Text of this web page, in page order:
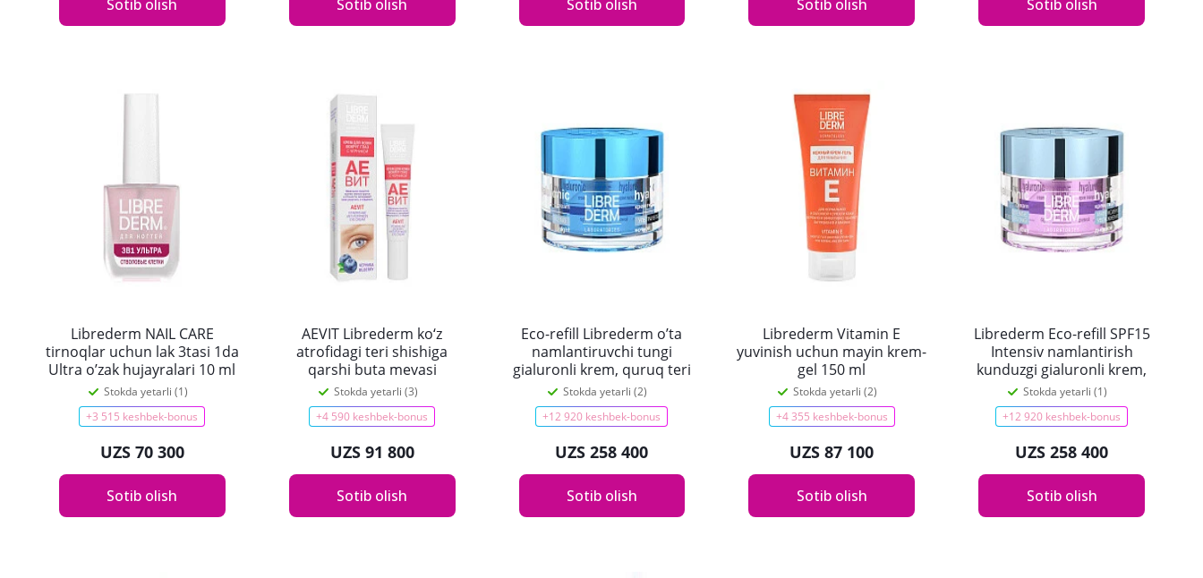
Sotib olish Sotib olish Sotib olish Sotib olish Sotib olish
Librederm NAIL CARE
tirnoqlar uchun lak 3tasi 1da
Ultra o’zak hujayralari 10 ml
Stokda yetarli (1)
+3 515 keshbek-bonus
UZS 70 300
Sotib olish
AEVIT Librederm ko‘z
atrofidagi teri shishiga
qarshi buta mevasi
qo’shilgan krem 20 ml
Stokda yetarli (3)
+4 590 keshbek-bonus
UZS 91 800
Sotib olish
Eco-refill Librederm o’ta
namlantiruvchi tungi
gialuronli krem, quruq teri
uchun, 50 ml
Stokda yetarli (2)
+12 920 keshbek-bonus
UZS 258 400
Sotib olish
Librederm Vitamin E
yuvinish uchun mayin krem-
gel 150 ml
Stokda yetarli (2)
+4 355 keshbek-bonus
UZS 87 100
Sotib olish
Librederm Eco-refill SPF15
Intensiv namlantirish
kunduzgi gialuronli krem,
normal va ta’sirchan teri
uchun, 50 ml
Stokda yetarli (1)
+12 920 keshbek-bonus
UZS 258 400
Sotib olish